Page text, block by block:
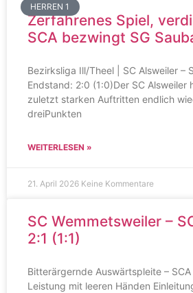
HERREN 1
Zerfahrenes Spiel,
SCA bezwingt SG
Bezirksliga Ill/Theel | SC Alsweiler –
Endstand: 2:0 (1:0)Der SC Alsweiler
zuletzt starken Auftritten endlich
dreiPunkten
WEITERLESEN »
21. April 2026 Keine Kommentare
SC Wemmetsweiler –
2:1 (1:1)
Bitterärgernde Auswärtspleite –
Leistung mit leeren Händen